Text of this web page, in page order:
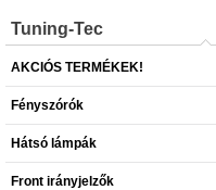
Tuning-Tec
AKCIÓS TERMÉKEK!
Fényszórók
Hátsó lámpák
Front irányjelzők